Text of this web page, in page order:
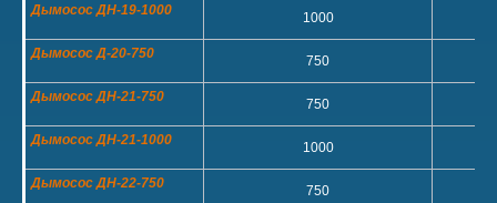
Дымосос ДН-19-1000 1000
Дымосос Д-20-750 750
Дымосос ДН-21-750 750
Дымосос ДН-21-1000 1000
Дымосос ДН-22-750 750